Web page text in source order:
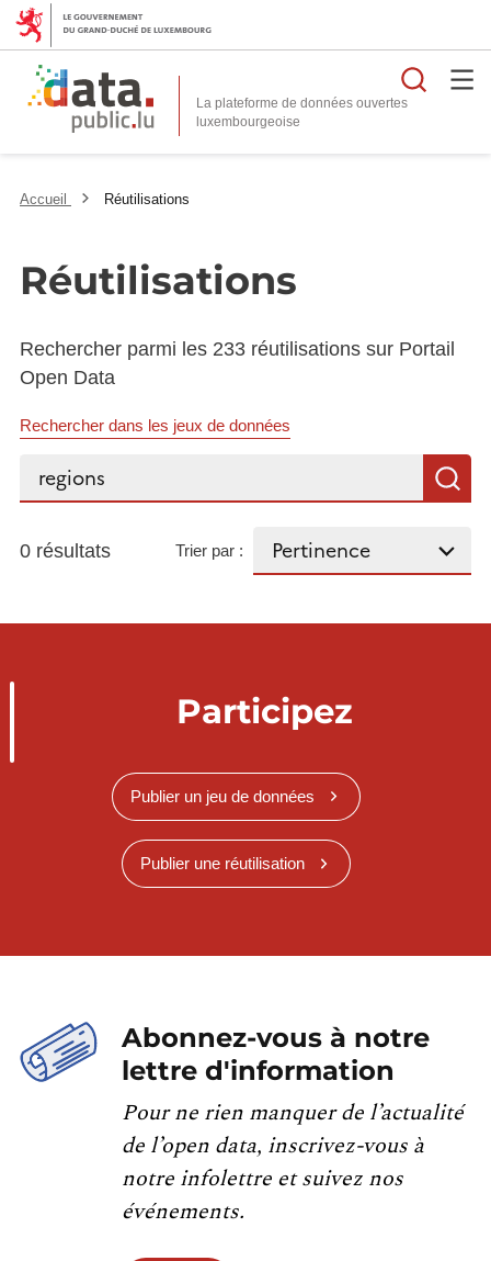
La plateforme de données ouvertes
Accueil Réutilisations
Réutilisations
Rechercher parmi les 233 réutilisations sur Portail
Open Data
Rechercher dans les jeux de données
Rechercher...
0 résultats Trier par :
Participez
Publier un jeu de données
Publier une réutilisation
Abonnez-vous à notre
lettre d'information
Pour ne rien manquer de l’actualité
de l’open data, inscrivez-vous à
notre infolettre et suivez nos
événements.